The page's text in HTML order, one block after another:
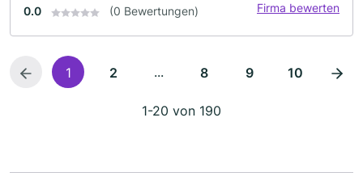
0.0 (0 Bewertungen) Firma bewerten
1 2 ... 8 9 10
1-20 von 190